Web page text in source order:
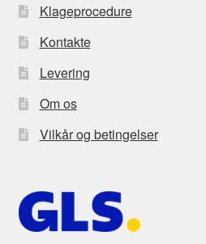
Klageprocedure
Kontakte
Levering
Om os
Vilkår og betingelser